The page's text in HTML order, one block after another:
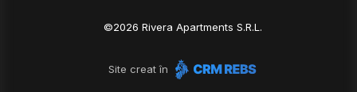
©2026 Rivera Apartments S.R.L.
Site creat în